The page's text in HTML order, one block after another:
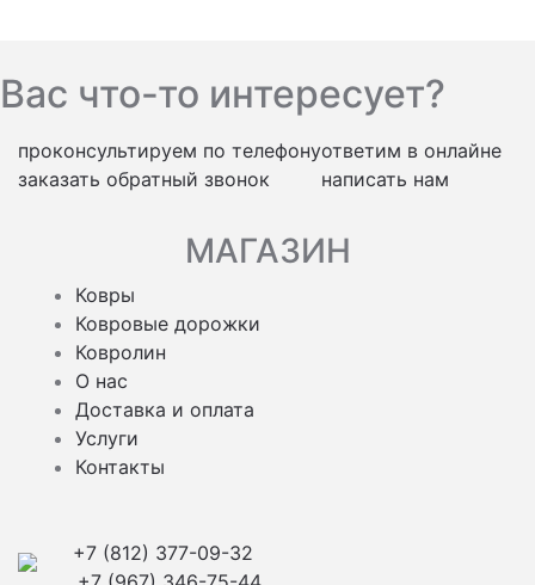
Вас что-то интересует?
проконсультируем по телефону
заказать обратный звонок
ответим в онлайне
написать нам
МАГАЗИН
Ковры
Ковровые дорожки
Ковролин
О нас
Доставка и оплата
Услуги
Контакты
+7 (812) 377-09-32